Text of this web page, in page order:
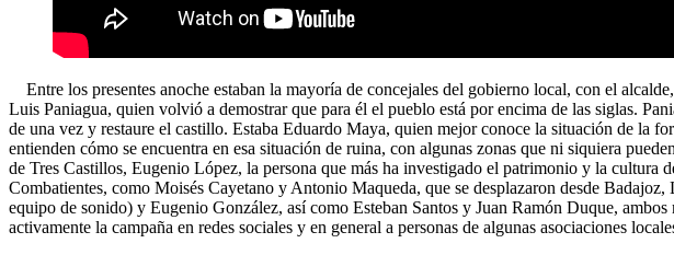
Entre los presentes anoche estaban la mayoría de concejales del gobierno local, con el
Luis Paniagua, quien volvió a demostrar que para él el pueblo está por encima de las siglas.
de una vez y restaure el castillo. Estaba Eduardo Maya, quien mejor conoce la situación de la
entienden cómo se encuentra en esa situación de ruina, con algunas zonas que ni siquiera
de Tres Castillos, Eugenio López, la persona que más ha investigado el patrimonio y la
Combatientes, como Moisés Cayetano y Antonio Maqueda, que se desplazaron desde
equipo de sonido) y Eugenio González, así como Esteban Santos y Juan Ramón Duque,
activamente la campaña en redes sociales y en general a personas de algunas asociaciones